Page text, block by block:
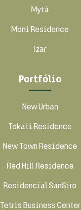
Mytá
Moní Residence
Izar
Portfólio
New Urban
Tokaii Residence
New Town Residence
Red Hill Residence
Residencial SanSiro
Tetris Business Center